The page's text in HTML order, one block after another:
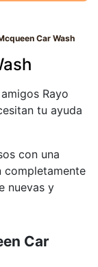
Car Wash
Rayo
tu ayuda
con una
completamente
nuevas y
Car